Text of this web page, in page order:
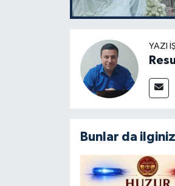
YAZI
Bunlar da